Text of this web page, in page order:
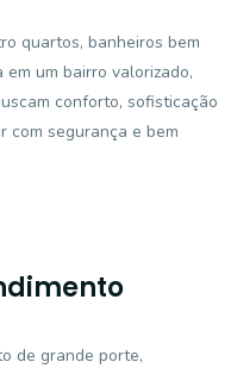
quartos, banheiros bem
um bairro valorizado,
conforto, sofisticação
com segurança e bem
de grande porte,